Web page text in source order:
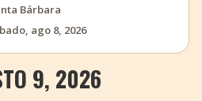
Bárbara
ago 8, 2026
9, 2026